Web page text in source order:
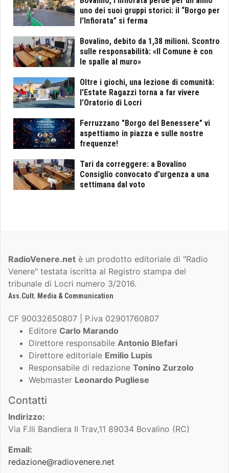
uno dei suoi gruppi storici: il “Borgo per
l'Infiorata” si ferma
Bovalino, debito da 1,38 milioni. Scontro
sulle responsabilità: «Il Comune è con
le spalle al muro»
Oltre i giochi, una lezione di comunità:
l’Estate Ragazzi torna a far vivere
l’Oratorio di Locri
Ferruzzano "Borgo del Benessere" vi
aspettiamo in piazza e sulle nostre
frequenze!
Tari da correggere: a Bovalino
Consiglio convocato d’urgenza a una
settimana dal voto
RadioVenere.net è un prodotto editoriale di "Radio
Venere" testata iscritta al Registro stampa del
tribunale di Locri numero 3/2016.
Ass.Cult. Media & Communication
CF 90032650807 | P.iva 02901760807
Editore Carlo Marando
Direttore responsabile Antonio Blefari
Direttore editoriale Emilio Lupis
Responsabile di redazione Tonino Zurzolo
Webmaster Leonardo Pugliese
Contatti
Indirizzo:
Via F.lli Bandiera II Trav,11 89034 Bovalino (RC)
Email:
redazione@radiovenere.net